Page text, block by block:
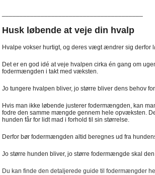
Husk løbende at veje din hvalp
Hvalpe vokser hurtigt, og deres vægt ændrer sig derfor
Det er en god idé at veje hvalpen cirka én gang om
fodermængden i takt med væksten.
Jo tungere hvalpen bliver, jo større bliver dens behov
Hvis man ikke løbende justerer fodermængden, kan
fodre den samme mængde gennem hele opvæksten.
hunden får for lidt mad i forhold til sin størrelse.
Derfor bør fodermængden altid beregnes ud fra
Jo større hunden bliver, jo større fodermængde skal
Du kan finde den detaljerede guide til fodermængder